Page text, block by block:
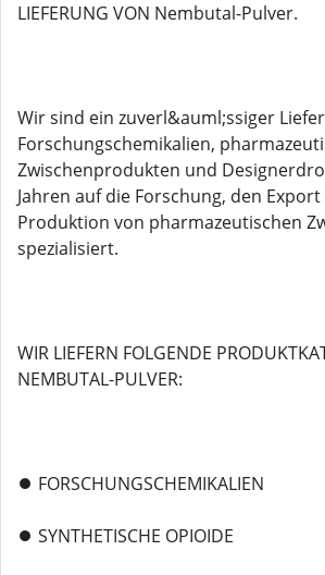
LIEFERUNG VON Nembutal-Pulver.
Wir sind ein zuverl&auml;ssiger
Forschungschemikalien,
Zwischenprodukten und
Jahren auf die Forschung, den
Produktion von pharmazeutischen
spezialisiert.
WIR LIEFERN FOLGENDE
NEMBUTAL-PULVER:
⏺️ FORSCHUNGSCHEMIKALIEN
⏺️ SYNTHETISCHE OPIOIDE